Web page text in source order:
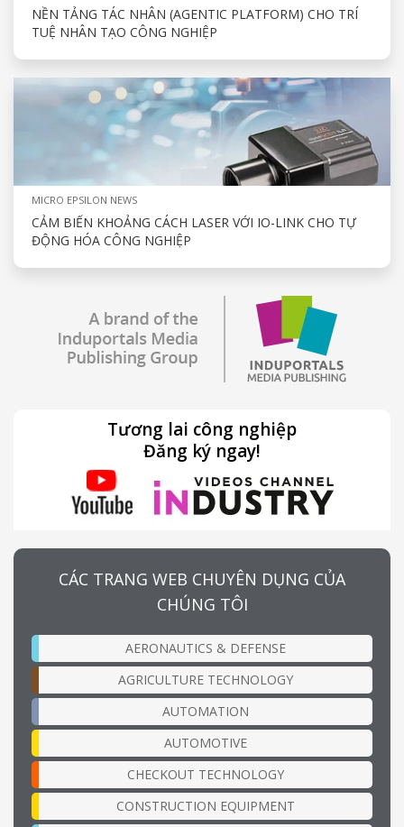
NỀN TẢNG TÁC NHÂN (AGENTIC PLATFORM) CHO TRÍ
TUỆ NHÂN TẠO CÔNG NGHIỆP
MICRO EPSILON NEWS
CẢM BIẾN KHOẢNG CÁCH LASER VỚI IO-LINK CHO TỰ
ĐỘNG HÓA CÔNG NGHIỆP
Tương lai công nghiệp
Đăng ký ngay!
CÁC TRANG WEB CHUYÊN DỤNG CỦA
CHÚNG TÔI
AERONAUTICS & DEFENSE
AGRICULTURE TECHNOLOGY
AUTOMATION
AUTOMOTIVE
CHECKOUT TECHNOLOGY
CONSTRUCTION EQUIPMENT